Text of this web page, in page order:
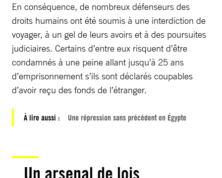
En conséquence, de nombreux défenseurs des
droits humains ont été soumis à une interdiction de
voyager, à un gel de leurs avoirs et à des poursuites
judiciaires. Certains d’entre eux risquent d’être
condamnés à une peine allant jusqu’à 25 ans
d’emprisonnement s’ils sont déclarés coupables
d’avoir reçu des fonds de l’étranger.
À lire aussi : Une répression sans précédent en Égypte
Un arsenal de lois